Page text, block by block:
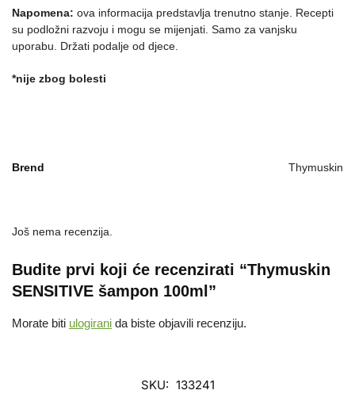
Napomena: ova informacija predstavlja trenutno stanje. Recepti
su podložni razvoju i mogu se mijenjati. Samo za vanjsku
uporabu. Držati podalje od djece.
*nije zbog bolesti
Brend Thymuskin
Još nema recenzija.
Budite prvi koji će recenzirati “Thymuskin
SENSITIVE šampon 100ml”
Morate biti ulogirani da biste objavili recenziju.
SKU: 133241